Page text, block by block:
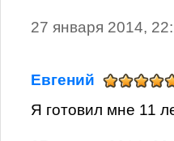
27 января 2014,
Евгений
Я готовил мне 11